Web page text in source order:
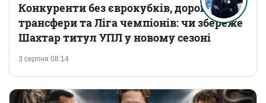
3 серпня 08:14
Конкуренти без єврокубків, дорогі
трансфери та Ліга чемпіонів: чи збереже
Шахтар титул УПЛ у новому сезоні